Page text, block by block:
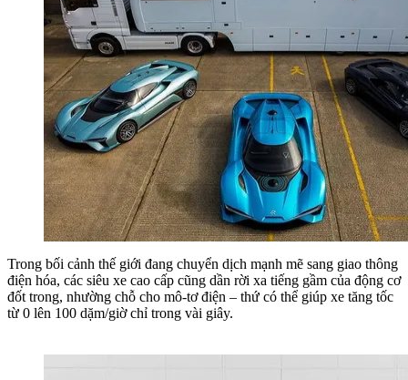
Trong bối cảnh thế giới đang chuyển dịch mạnh mẽ sang giao thông
điện hóa, các siêu xe cao cấp cũng dần rời xa tiếng gầm của động cơ
đốt trong, nhường chỗ cho mô-tơ điện – thứ có thể giúp xe tăng tốc
từ 0 lên 100 dặm/giờ chỉ trong vài giây.